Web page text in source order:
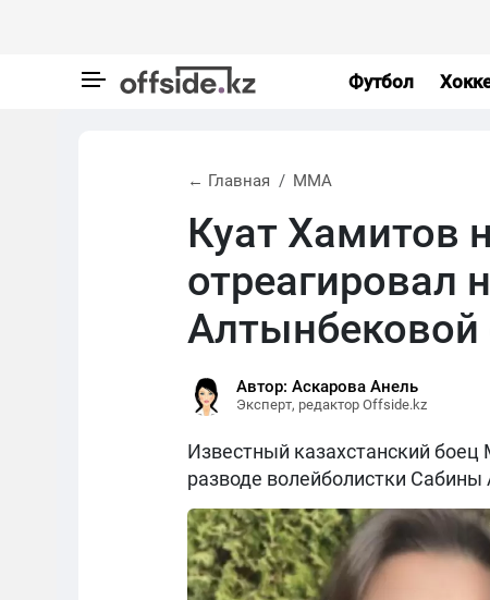
Футбол
← Главная MMA
Куат Хамитов
отреагировал
Автор: Аскарова Анель
Эксперт, редактор Offside.kz
Известный казахстанский
разводе волейболистки